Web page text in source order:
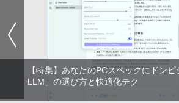
【特集】あなたのPCスペックにドン
LLM」の選び方と快適化テク